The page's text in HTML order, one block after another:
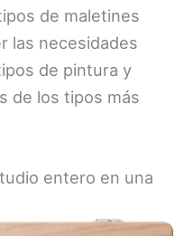
de maletines
las necesidades
de pintura y
de los tipos más
entero en una